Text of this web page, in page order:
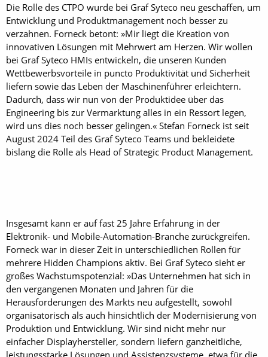
Die Rolle des CTPO wurde bei Graf Syteco neu geschaffen, um
Entwicklung und Produktmanagement noch besser zu
verzahnen. Forneck betont: »Mir liegt die Kreation von
innovativen Lösungen mit Mehrwert am Herzen. Wir wollen
bei Graf Syteco HMIs entwickeln, die unseren Kunden
Wettbewerbsvorteile in puncto Produktivität und Sicherheit
liefern sowie das Leben der Maschinenführer erleichtern.
Dadurch, dass wir nun von der Produktidee über das
Engineering bis zur Vermarktung alles in ein Ressort legen,
wird uns dies noch besser gelingen.« Stefan Forneck ist seit
August 2024 Teil des Graf Syteco Teams und bekleidete
bislang die Rolle als Head of Strategic Product Management.
Insgesamt kann er auf fast 25 Jahre Erfahrung in der
Elektronik- und Mobile-Automation-Branche zurückgreifen.
Forneck war in dieser Zeit in unterschiedlichen Rollen für
mehrere Hidden Champions aktiv. Bei Graf Syteco sieht er
großes Wachstumspotenzial: »Das Unternehmen hat sich in
den vergangenen Monaten und Jahren für die
Herausforderungen des Markts neu aufgestellt, sowohl
organisatorisch als auch hinsichtlich der Modernisierung von
Produktion und Entwicklung. Wir sind nicht mehr nur
einfacher Displayhersteller, sondern liefern ganzheitliche,
leistungsstarke Lösungen und Assistenzsysteme, etwa für die